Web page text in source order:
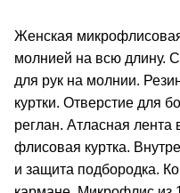
Женская
молнией на всю длину.
для рук на молнии.
куртки. Отверстие для
реглан. Атласная лента
флисовая куртка.
и защита подбородка.